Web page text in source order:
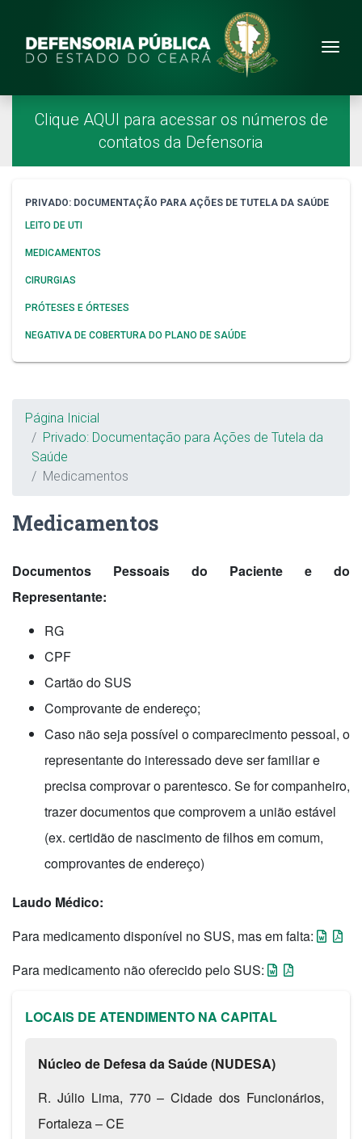
Site da Defensoria
Menu Principal
Página Inicial
Clique AQUI para acessar os números de
contatos da Defensoria
Navegação da Seção
PRIVADO: DOCUMENTAÇÃO PARA AÇÕES DE TUTELA DA SAÚDE
LEITO DE UTI
MEDICAMENTOS
CIRURGIAS
PRÓTESES E ÓRTESES
NEGATIVA DE COBERTURA DO PLANO DE SAÚDE
Breadcrumb
Página Inicial
Privado: Documentação para Ações de Tutela da
Saúde
Medicamentos
Medicamentos
Documentos Pessoais do Paciente e do
Representante:
RG
CPF
Cartão do SUS
Comprovante de endereço;
Caso não seja possível o comparecimento pessoal, o
representante do interessado deve ser familiar e
precisa comprovar o parentesco. Se for companheiro,
trazer documentos que comprovem a união estável
(ex. certidão de nascimento de filhos em comum,
comprovantes de endereço)
Laudo Médico:
Para medicamento disponível no SUS, mas em falta:
Para medicamento não oferecido pelo SUS:
LOCAIS DE ATENDIMENTO NA CAPITAL
Núcleo de Defesa da Saúde (NUDESA)
R. Júlio Lima, 770 – Cidade dos Funcionários,
Fortaleza – CE